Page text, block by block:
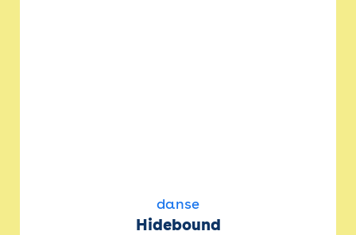
danse
Hidebound